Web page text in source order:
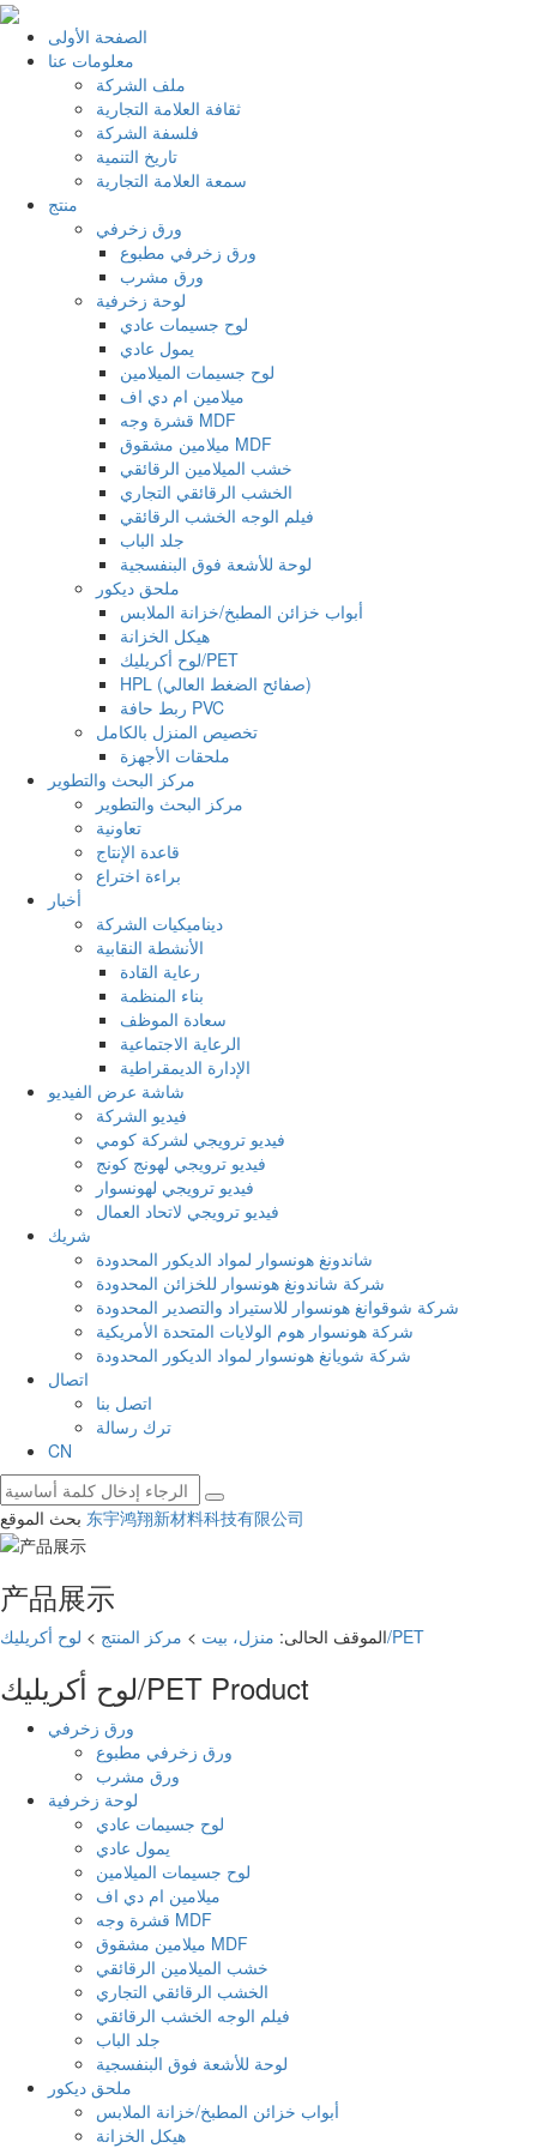
الصفحة الأولى
معلومات عنا
ملف الشركة
ثقافة العلامة التجارية
فلسفة الشركة
تاريخ التنمية
سمعة العلامة التجارية
منتج
ورق زخرفي
ورق زخرفي مطبوع
ورق مشرب
لوحة زخرفية
لوح جسيمات عادي
يمول عادي
لوح جسيمات الميلامين
ميلامين ام دي اف
قشرة وجه MDF
ميلامين مشقوق MDF
خشب الميلامين الرقائقي
الخشب الرقائقي التجاري
فيلم الوجه الخشب الرقائقي
جلد الباب
لوحة للأشعة فوق البنفسجية
ملحق ديكور
أبواب خزائن المطبخ/خزانة الملابس
هيكل الخزانة
لوح أكريليك/PET
HPL (صفائح الضغط العالي)
ربط حافة PVC
تخصيص المنزل بالكامل
ملحقات الأجهزة
مركز البحث والتطوير
مركز البحث والتطوير
تعاونية
قاعدة الإنتاج
براءة اختراع
أخبار
ديناميكيات الشركة
الأنشطة النقابية
رعاية القادة
بناء المنظمة
سعادة الموظف
الرعاية الاجتماعية
الإدارة الديمقراطية
شاشة عرض الفيديو
فيديو الشركة
فيديو ترويجي لشركة كومي
فيديو ترويجي لهونج كونج
فيديو ترويجي لهونسوار
فيديو ترويجي لاتحاد العمال
شريك
شاندونغ هونسوار لمواد الديكور المحدودة
شركة شاندونغ هونسوار للخزائن المحدودة
شركة شوقوانغ هونسوار للاستيراد والتصدير المحدودة
شركة هونسوار هوم الولايات المتحدة الأمريكية
شركة شويانغ هونسوار لمواد الديكور المحدودة
اتصال
اتصل بنا
ترك رسالة
CN
بحث الموقع 东宇鸿翔新材料科技有限公司
产品展示
الموقف الحالى: منزل، بيت > مركز المنتج > لوح أكريليك/PET
لوح أكريليك/PET Product
ورق زخرفي
ورق زخرفي مطبوع
ورق مشرب
لوحة زخرفية
لوح جسيمات عادي
يمول عادي
لوح جسيمات الميلامين
ميلامين ام دي اف
قشرة وجه MDF
ميلامين مشقوق MDF
خشب الميلامين الرقائقي
الخشب الرقائقي التجاري
فيلم الوجه الخشب الرقائقي
جلد الباب
لوحة للأشعة فوق البنفسجية
ملحق ديكور
أبواب خزائن المطبخ/خزانة الملابس
هيكل الخزانة